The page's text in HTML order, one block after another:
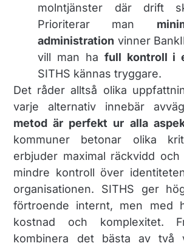
molntjänster där drift
Prioriterar man
administration vinner
vill man ha full kontroll i
SITHS kännas tryggare.
Det råder alltså olika
varje alternativ innebär
metod är perfekt ur alla
kommuner betonar olika
erbjuder maximal räckvidd
mindre kontroll över
organisationen. SITHS ger
förtroende internt, men med
kostnad och komplexitet.
kombinera det bästa av två